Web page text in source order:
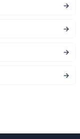
→
→
→
→